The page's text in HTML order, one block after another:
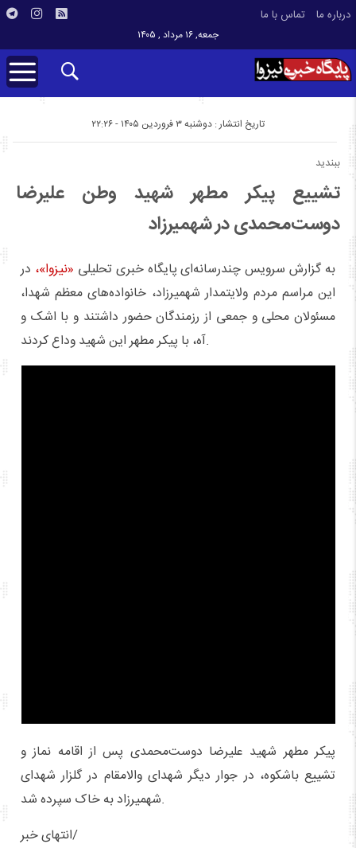
درباره ما تماس با ما
جمعه, ۱۶ مرداد , ۱۴۰۵
تاریخ انتشار : دوشنبه ۳ فروردین ۱۴۰۵ - ۲۲:۲۶
ببندید
تشییع پیکر مطهر شهید وطن علیرضا
دوست‌محمدی در شهمیرزاد
به گزارش سرویس چندرسانه‌ای پایگاه خبری تحلیلی «نیزوا»، در
این مراسم مردم ولایتمدار شهمیرزاد، خانواده‌های معظم شهدا،
مسئولان محلی و جمعی از رزمندگان حضور داشتند و با اشک و
آه، با پیکر مطهر این شهید وداع کردند.
پیکر مطهر شهید علیرضا دوست‌محمدی پس از اقامه نماز و
تشییع باشکوه، در جوار دیگر شهدای والامقام در گلزار شهدای
شهمیرزاد به خاک سپرده شد.
انتهای خبر/